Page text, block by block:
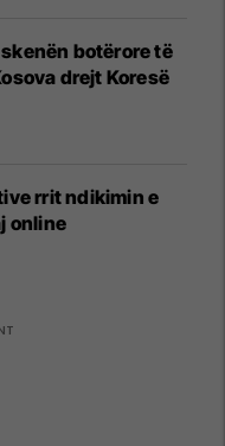
skenën botërore të
drejt Koresë
rrit ndikimin e
online